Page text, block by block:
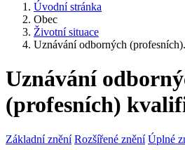
Úvodní stránka
Obec
Životní situace
Uznávání odborných
Uznávání
(profesních)
Základní znění Rozšířené znění Úplné